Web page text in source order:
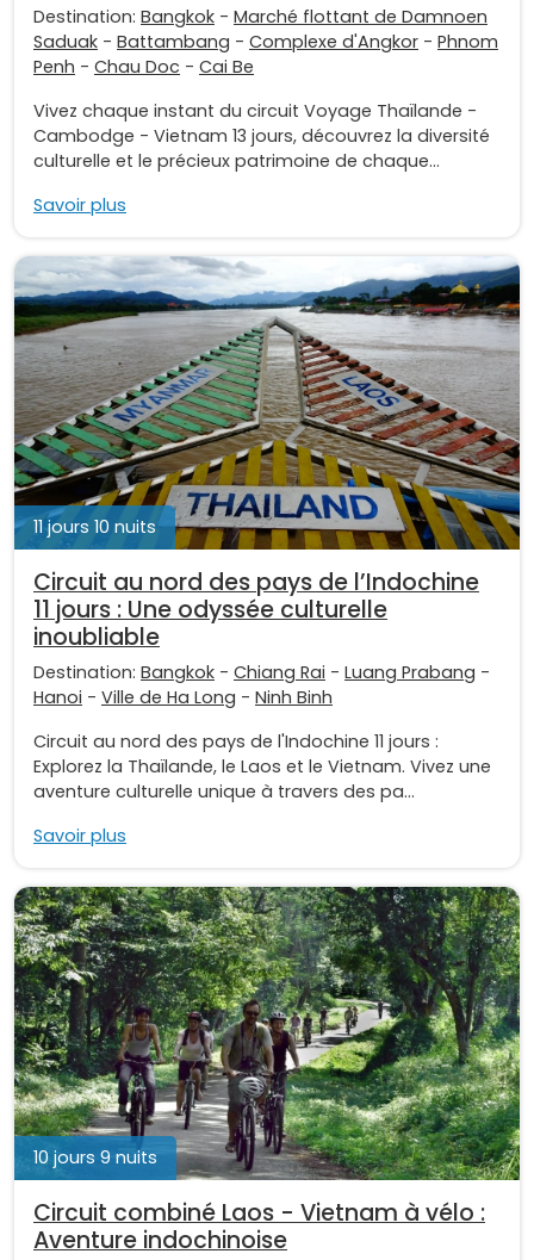
Destination: Bangkok - Marché flottant de Damnoen
Saduak - Battambang - Complexe d'Angkor - Phnom
Penh - Chau Doc - Cai Be
Vivez chaque instant du circuit Voyage Thaïlande -
Cambodge - Vietnam 13 jours, découvrez la diversité
culturelle et le précieux patrimoine de chaque...
Savoir plus
11 jours 10 nuits
Circuit au nord des pays de l’Indochine
11 jours : Une odyssée culturelle
inoubliable
Destination: Bangkok - Chiang Rai - Luang Prabang -
Hanoi - Ville de Ha Long - Ninh Binh
Circuit au nord des pays de l'Indochine 11 jours :
Explorez la Thaïlande, le Laos et le Vietnam. Vivez une
aventure culturelle unique à travers des pa...
Savoir plus
10 jours 9 nuits
Circuit combiné Laos - Vietnam à vélo :
Aventure indochinoise